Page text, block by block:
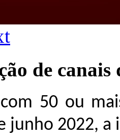
de canais
50 ou
junho 2022, a